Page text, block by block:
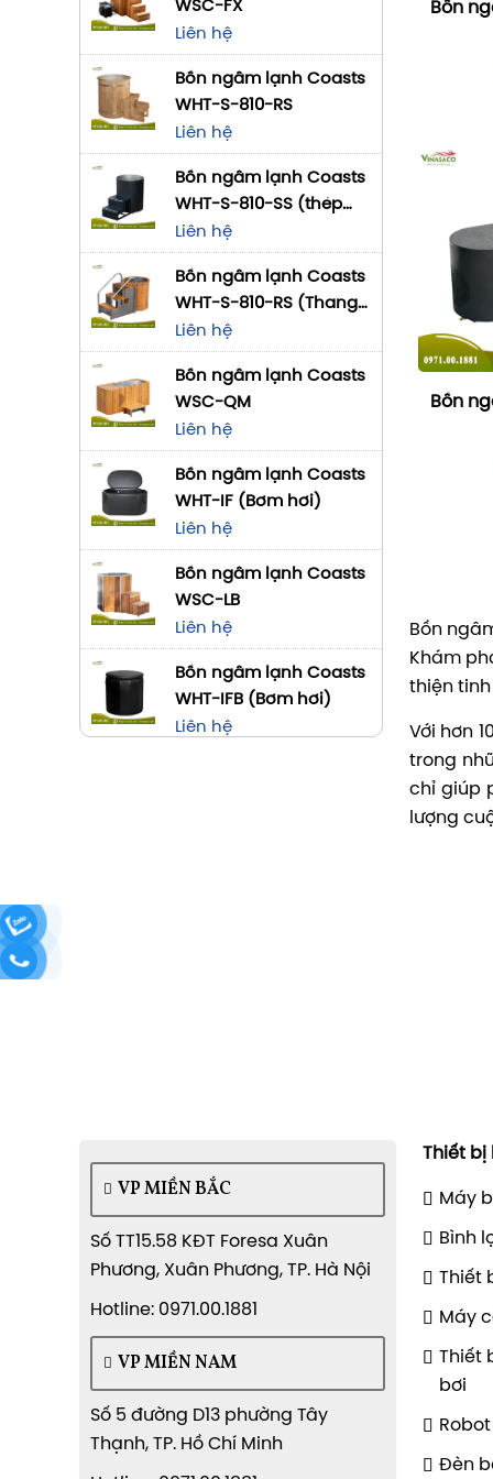
WSC-FX
Liên hệ
Bồn ngâm lạnh Coasts
WHT-S-810-RS
Liên hệ
Bồn ngâm lạnh Coasts
WHT-S-810-SS (thép
không gỉ)
Liên hệ
Bồn ngâm lạnh Coasts
WHT-S-810-RS (Thang
bậc)
Liên hệ
Bồn ngâm lạnh Coasts
WSC-QM
Liên hệ
Bồn ngâm lạnh Coasts
WHT-IF (Bơm hơi)
Liên hệ
Bồn ngâm lạnh Coasts
WSC-LB
Liên hệ
Bồn ngâm lạnh Coasts
WHT-IFB (Bơm hơi)
Liên hệ
Bồn
Bồn
Bồn
Khám
thiện
Với hơn
trong
chỉ giúp
lượng
VP MIỀN BẮC
Số TT15.58 KĐT Foresa Xuân
Phương, Xuân Phương, TP. Hà Nội
Hotline: 0971.00.1881
VP MIỀN NAM
Số 5 đường D13 phường Tây
Thạnh, TP. Hồ Chí Minh
Thiết bị
Máy
Bình
Thiết
Máy
Thiết
bơi
Đèn